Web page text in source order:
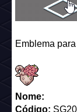
Emblema
Nome:
Código: